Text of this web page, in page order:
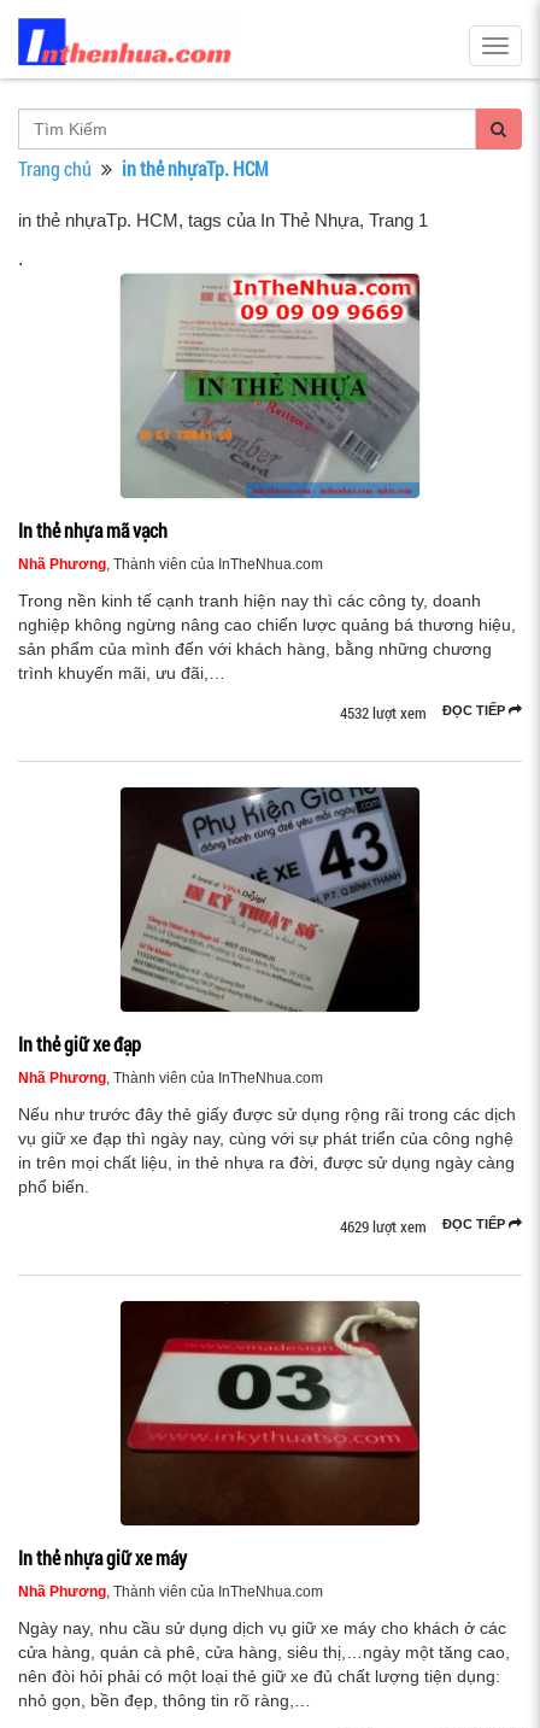
Trang chủ in thẻ nhựaTp. HCM
in thẻ nhựaTp. HCM, tags của In Thẻ Nhựa, Trang 1
.
In thẻ nhựa mã vạch
Nhã Phương, Thành viên của InTheNhua.com
Trong nền kinh tế cạnh tranh hiện nay thì các công ty, doanh
nghiệp không ngừng nâng cao chiến lược quảng bá thương hiệu,
sản phẩm của mình đến với khách hàng, bằng những chương
trình khuyến mãi, ưu đãi,…
ĐỌC TIẾP
4532 lượt xem
In thẻ giữ xe đạp
Nhã Phương, Thành viên của InTheNhua.com
Nếu như trước đây thẻ giấy được sử dụng rộng rãi trong các dịch
vụ giữ xe đạp thì ngày nay, cùng với sự phát triển của công nghệ
in trên mọi chất liệu, in thẻ nhựa ra đời, được sử dụng ngày càng
phổ biến.
ĐỌC TIẾP
4629 lượt xem
In thẻ nhựa giữ xe máy
Nhã Phương, Thành viên của InTheNhua.com
Ngày nay, nhu cầu sử dụng dịch vụ giữ xe máy cho khách ở các
cửa hàng, quán cà phê, cửa hàng, siêu thị,…ngày một tăng cao,
nên đòi hỏi phải có một loại thẻ giữ xe đủ chất lượng tiện dụng:
nhỏ gọn, bền đẹp, thông tin rõ ràng,…